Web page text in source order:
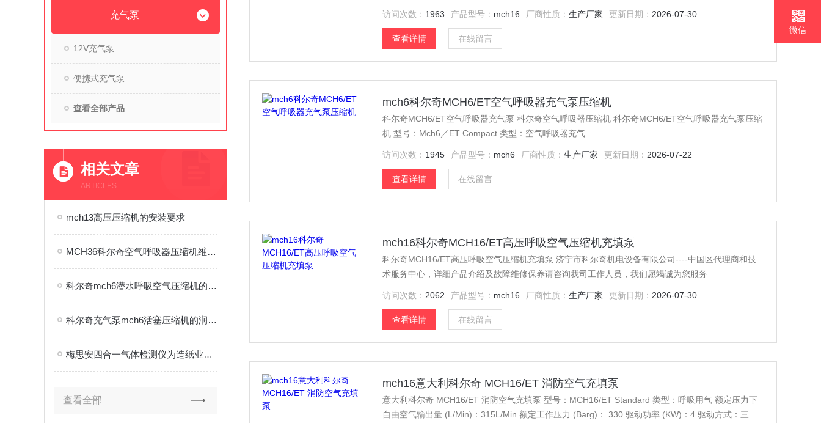
充气泵
12V充气泵
便携式充气泵
查看全部产品
相关文章
ARTICLES
mch13高压压缩机的安装要求
MCH36科尔奇空气呼吸器压缩机维修技巧
科尔奇mch6潜水呼吸空气压缩机的主要作用
科尔奇充气泵mch6活塞压缩机的润滑方式介绍
梅思安四合一气体检测仪为造纸业的安全保驾护航
查看全部
访问次数： 1963 产品型号： mch16 厂商性质：生产厂家 更新日期： 2026-07-30
查看详情 在线留言
mch6科尔奇MCH6/ET空气呼吸器充气泵压缩机
科尔奇MCH6/ET空气呼吸器充气泵 科尔奇空气呼吸器压缩机 科尔奇MCH6/ET空气呼吸器充气泵压缩
机 型号：Mch6／ET Compact 类型：空气呼吸器充气
访问次数： 1945 产品型号： mch6 厂商性质：生产厂家 更新日期： 2026-07-22
查看详情 在线留言
mch16科尔奇MCH16/ET高压呼吸空气压缩机充填泵
科尔奇MCH16/ET高压呼吸空气压缩机充填泵 济宁市科尔奇机电设备有限公司----中国区代理商和技
术服务中心，详细产品介绍及故障维修保养请咨询我司工作人员，我们愿竭诚为您服务
访问次数： 2062 产品型号： mch16 厂商性质：生产厂家 更新日期： 2026-07-30
查看详情 在线留言
mch16意大利科尔奇 MCH16/ET 消防空气充填泵
意大利科尔奇 MCH16/ET 消防空气充填泵 型号：MCH16/ET Standard 类型：呼吸用气 额定压力下
自由空气输出量 (L/Min)：315L/Min 额定工作压力 (Barg)： 330 驱动功率 (KW)：4 驱动方式：三相
微信